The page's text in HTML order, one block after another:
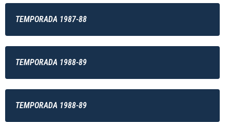
TEMPORADA 1987-88
TEMPORADA 1988-89
TEMPORADA 1988-89